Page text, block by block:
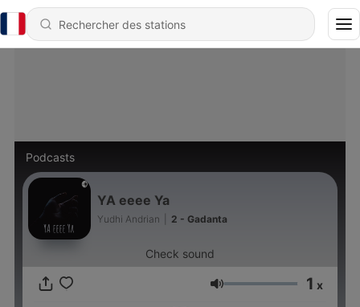
Podcasts
YA eeee Ya
Yudhi Andrian 2 - Gadanta
Check sound
Volume 1 x